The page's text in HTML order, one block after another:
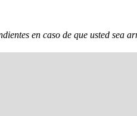
en caso de que usted sea